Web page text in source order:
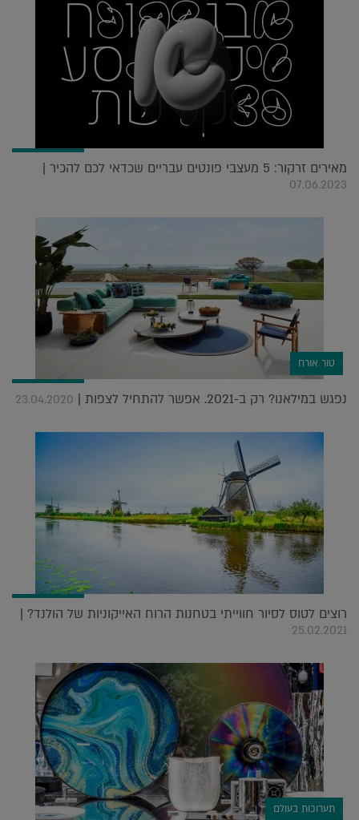
מאירים זרקור: 5 מעצבי פונטים עבריים שכדאי לכם להכיר |
07.06.2023
טור אורח
נפגש במילאנו? רק ב-2021. אפשר להתחיל לצפות | 23.04.2020
רוצים לטוס לסיור חווייתי בטחנות הרוח האייקוניות של הולנד? |
25.02.2021
תערוכות בעולם